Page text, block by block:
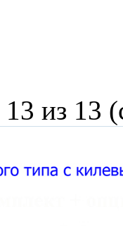
из 13